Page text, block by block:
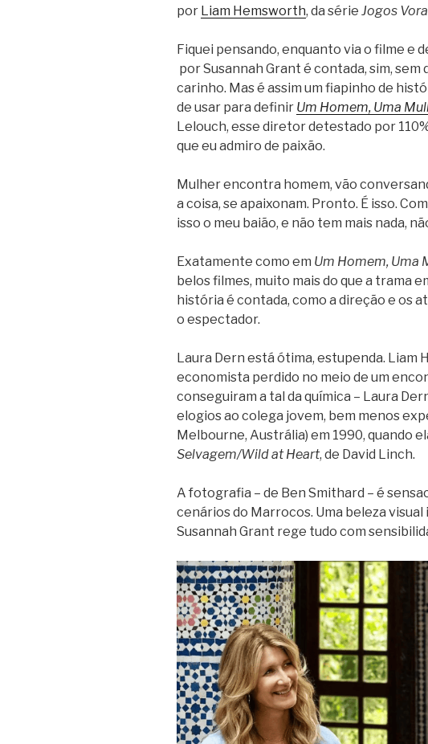
por Liam Hemsworth, da série Jogos
Fiquei pensando, enquanto via o filme e
por Susannah Grant é contada, sim, sem
carinho. Mas é assim um fiapinho de
de usar para definir Um Homem, Uma
Lelouch, esse diretor detestado por
que eu admiro de paixão.
Mulher encontra homem, vão
a coisa, se apaixonam. Pronto. É isso.
isso o meu baião, e não tem mais nada,
Exatamente como em Um Homem, Uma
belos filmes, muito mais do que a trama
história é contada, como a direção e os
o espectador.
Laura Dern está ótima, estupenda. Liam
economista perdido no meio de um
conseguiram a tal da química – Laura
elogios ao colega jovem, bem menos
Melbourne, Austrália) em 1990, quando
Selvagem/Wild at Heart, de David Linch.
A fotografia – de Ben Smithard – é
cenários do Marrocos. Uma beleza
Susannah Grant rege tudo com